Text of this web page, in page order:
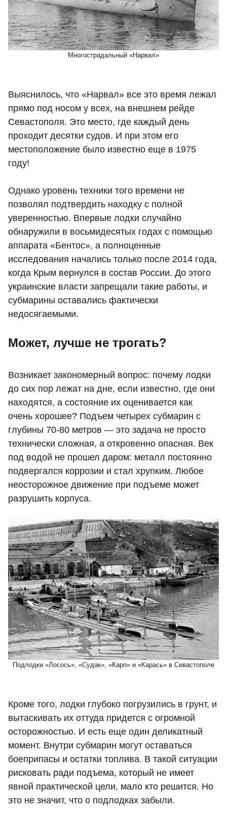
Многострадальный «Нарвал»
Выяснилось, что «Нарвал» все это время лежал
прямо под носом у всех, на внешнем рейде
Севастополя. Это место, где каждый день
проходит десятки судов. И при этом его
местоположение было известно еще в 1975
году!
Однако уровень техники того времени не
позволял подтвердить находку с полной
уверенностью. Впервые лодки случайно
обнаружили в восьмидесятых годах с помощью
аппарата «Бентос», а полноценные
исследования начались только после 2014 года,
когда Крым вернулся в состав России. До этого
украинские власти запрещали такие работы, и
субмарины оставались фактически
недосягаемыми.
Может, лучше не трогать?
Возникает закономерный вопрос: почему лодки
до сих пор лежат на дне, если известно, где они
находятся, а состояние их оценивается как
очень хорошее? Подъем четырех субмарин с
глубины 70-80 метров — это задача не просто
технически сложная, а откровенно опасная. Век
под водой не прошел даром: металл постоянно
подвергался коррозии и стал хрупким. Любое
неосторожное движение при подъеме может
разрушить корпуса.
Подлодки «Лосось», «Судак», «Карп» и «Карась» в Севастополе
Кроме того, лодки глубоко погрузились в грунт, и
вытаскивать их оттуда придется с огромной
осторожностью. И есть еще один деликатный
момент. Внутри субмарин могут оставаться
боеприпасы и остатки топлива. В такой ситуации
рисковать ради подъема, который не имеет
явной практической цели, мало кто решится. Но
это не значит, что о подлодках забыли.